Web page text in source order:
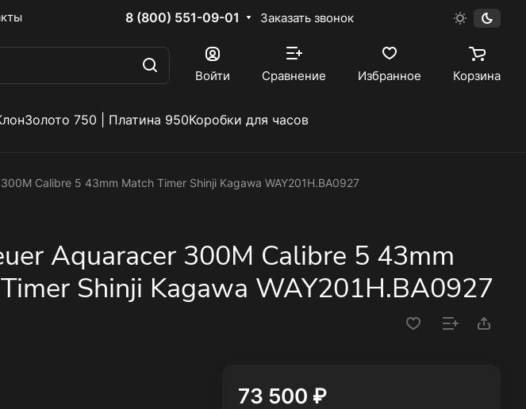
8 (800) 551-09-01 Заказать звонок
Войти Сравнение Избранное Корзина
Золото 750 | Платина 950Коробки для часов
Calibre 5 43mm Match Timer Shinji Kagawa WAY201H.BA0927
Aquaracer 300M Calibre 5 43mm
Shinji Kagawa WAY201H.BA0927
73 500 ₽